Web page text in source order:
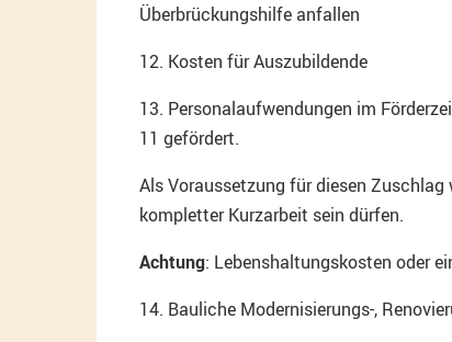
Überbrückungshilfe anfallen
12. Kosten für Auszubildende
13. Personalaufwendungen im
11 gefördert.
Als Voraussetzung für diesen
kompletter Kurzarbeit sein dürfen.
Achtung: Lebenshaltungskosten oder
14. Bauliche Modernisierungs-,